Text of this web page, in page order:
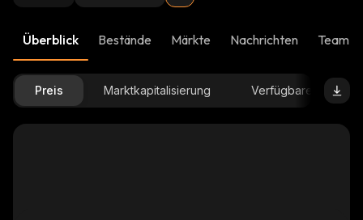
Überblick Bestände Märkte Nachrichten Team-
Preis Marktkapitalisierung Verfügbare Menge